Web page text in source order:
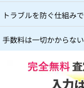
トラブルを防ぐ仕組みで
手数料は一切かからない